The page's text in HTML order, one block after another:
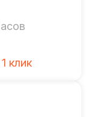
клик